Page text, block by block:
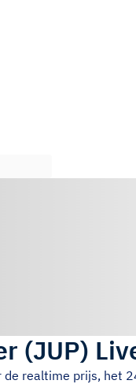
(JUP)
de realtime prijs, het